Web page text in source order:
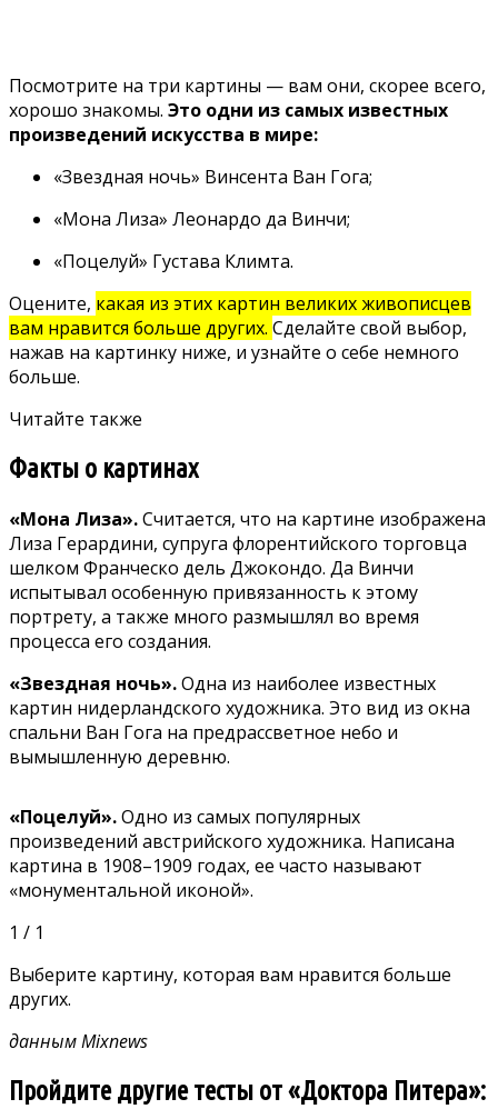
Посмотрите на три картины — вам они, скорее всего,
хорошо знакомы. Это одни из самых известных
произведений искусства в мире:
«Звездная ночь» Винсента Ван Гога;
«Мона Лиза» Леонардо да Винчи;
«Поцелуй» Густава Климта.
Оцените, какая из этих картин великих живописцев
вам нравится больше других. Сделайте свой выбор,
нажав на картинку ниже, и узнайте о себе немного
больше.
Читайте также
Факты о картинах
«Мона Лиза».Считается, что на картине изображена
Лиза Герардини, супруга флорентийского торговца
шелком Франческо дель Джокондо. Да Винчи
испытывал особенную привязанность к этому
портрету, а также много размышлял во время
процесса его создания.
«Звездная ночь».Одна из наиболее известных
картин нидерландского художника. Это вид из окна
спальни Ван Гога на предрассветное небо и
вымышленную деревню.
«Поцелуй».Одно из самых популярных
произведений австрийского художника. Написана
картина в 1908–1909 годах, ее часто называют
«монументальной иконой».
1 / 1
Выберите картину, которая вам нравится больше
других.
данным Mixnews
Пройдите другие тесты от «Доктора Питера»: